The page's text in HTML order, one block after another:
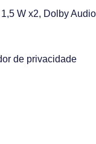
W x2, Dolby
de privacidade